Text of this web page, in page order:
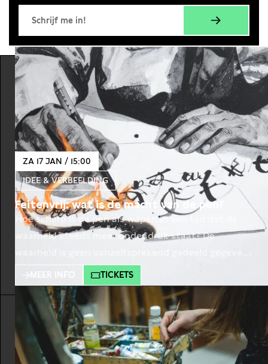
ZA 17 JAN / 15:00
IDEE & VERBEELDING
Feitenvrij: wat is de macht van de pen?
Hoe scherp is de pen als wapen in een tijd dat de
waarheid steeds meer onder druk staat? De
waarheid is geen vanzelfsprekend gedeeld gegeven
meer. In de Verenigde Staten werd vorig jaar
(wederom) een posttruth-president ingezworen.
Ooit zagen presidenten zich gedwongen af te
treden wanneer ze geconfronteerd werden met
hun leugens. Van Trump lijkt
MEER INFO TICKETS